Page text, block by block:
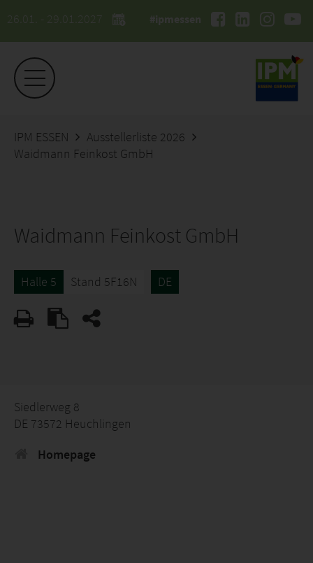
26.01. - 29.01.2027 #ipmessen
IPM ESSEN
Ausstellerliste 2026
Waidmann Feinkost GmbH
Waidmann Feinkost GmbH
Halle 5 Stand 5F16N DE
Siedlerweg 8
DE 73572 Heuchlingen
Homepage